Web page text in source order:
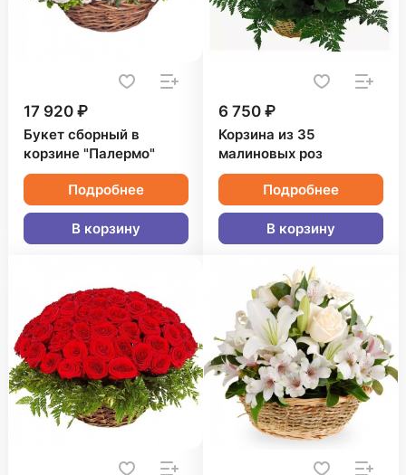
17 920 ₽
Букет сборный в
корзине "Палермо"
Подробнее
В корзину
6 750 ₽
Корзина из 35
малиновых роз
Подробнее
В корзину